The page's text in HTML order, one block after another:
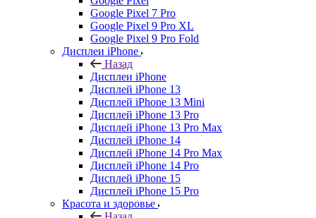
Google Pixel 7 Pro
Google Pixel 9 Pro XL
Google Pixel 9 Pro Fold
Дисплеи iPhone
Назад
Дисплеи iPhone
Дисплей iPhone 13
Дисплей iPhone 13 Mini
Дисплей iPhone 13 Pro
Дисплей iPhone 13 Pro Max
Дисплей iPhone 14
Дисплей iPhone 14 Pro Max
Дисплей iPhone 14 Pro
Дисплей iPhone 15
Дисплей iPhone 15 Pro
Красота и здоровье